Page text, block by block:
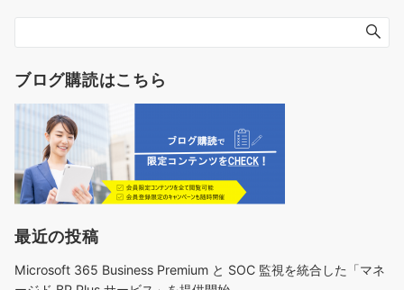
ブログ購読はこちら
最近の投稿
Microsoft 365 Business Premium と SOC 監視を統合した「マネ